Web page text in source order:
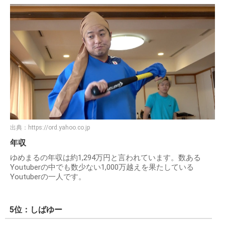
出典： https://ord.yahoo.co.jp
年収
ゆめまるの年収は約1,294万円と言われています。数ある
Youtuberの中でも数少ない1,000万越えを果たしている
Youtuberの一人です。
5位：しばゆー